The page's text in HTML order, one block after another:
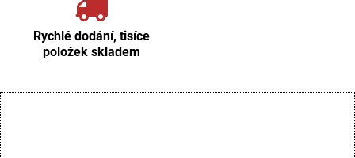
Rychlé dodání, tisíce
položek skladem